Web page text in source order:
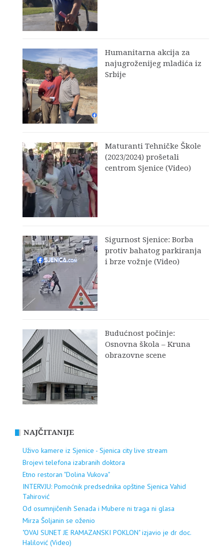
Humanitarna akcija za
najugroženijeg mladića iz
Srbije
Maturanti Tehničke Škole
(2023/2024) prošetali
centrom Sjenice (Video)
Sigurnost Sjenice: Borba
protiv bahatog parkiranja
i brze vožnje (Video)
Budućnost počinje:
Osnovna škola – Kruna
obrazovne scene
NAJČITANIJE
Uživo kamere iz Sjenice - Sjenica city live stream
Brojevi telefona izabranih doktora
Etno restoran "Dolina Vukova"
INTERVJU: Pomoćnik predsednika opštine Sjenica Vahid
Tahirović
Od osumnjičenih Senada i Mubere ni traga ni glasa
Mirza Šoljanin se oženio
"OVAJ SUNET JE RAMAZANSKI POKLON" izjavio je dr doc.
Halilović (Video)